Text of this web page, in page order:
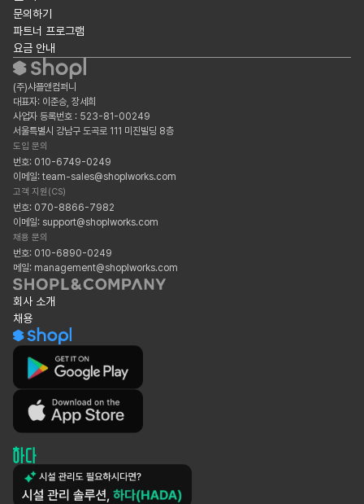
문의하기
파트너 프로그램
요금 안내
(주)샤플앤컴퍼니
대표자: 이준승, 장세희
사업자 등록번호 : 523-81-00249
서울특별시 강남구 도곡로 111 미진빌딩 8층
도입 문의
번호: 010-6749-0249
이메일: team-sales@shoplworks.com
고객 지원(CS)
번호: 070-8866-7982
이메일: support@shoplworks.com
채용 문의
번호: 010-6890-0249
메일: management@shoplworks.com
회사 소개
채용